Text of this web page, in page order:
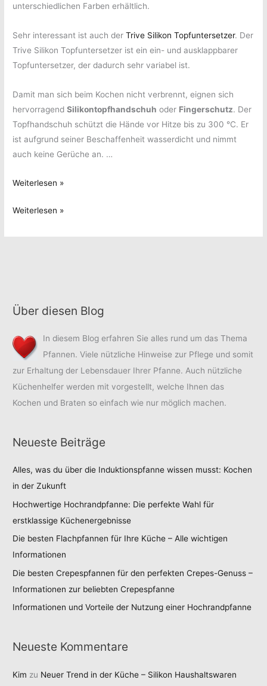
unterschiedlichen Farben erhältlich.
Sehr interessant ist auch derTrive Silikon Topfuntersetzer. Der
Trive Silikon Topfuntersetzer ist ein ein- und ausklappbarer
Topfuntersetzer, der dadurch sehr variabel ist.
Damit man sich beim Kochen nicht verbrennt, eignen sich
hervorragendSilikontopfhandschuh oder Fingerschutz. Der
Topfhandschuh schützt die Hände vor Hitze bis zu 300 °C. Er
ist aufgrund seiner Beschaffenheit wasserdicht und nimmt
auch keine Gerüche an. …
Küchenhelfer
Silikon
Weiterlesen »
Küchenhelfer
Weiterlesen »
Über diesen Blog
In diesem Blog erfahren Sie alles rund um das Thema
Pfannen. Viele nützliche Hinweise zur Pflege und somit
zur Erhaltung der Lebensdauer Ihrer Pfanne. Auch nützliche
Küchenhelfer werden mit vorgestellt, welche Ihnen das
Kochen und Braten so einfach wie nur möglich machen.
Neueste Beiträge
Alles, was du über die Induktionspfanne wissen musst: Kochen
in der Zukunft
Hochwertige Hochrandpfanne: Die perfekte Wahl für
erstklassige Küchenergebnisse
Die besten Flachpfannen für Ihre Küche – Alle wichtigen
Informationen
Die besten Crepespfannen für den perfekten Crepes-Genuss –
Informationen zur beliebten Crepespfanne
Informationen und Vorteile der Nutzung einer Hochrandpfanne
Neueste Kommentare
Kim zu Neuer Trend in der Küche – Silikon Haushaltswaren